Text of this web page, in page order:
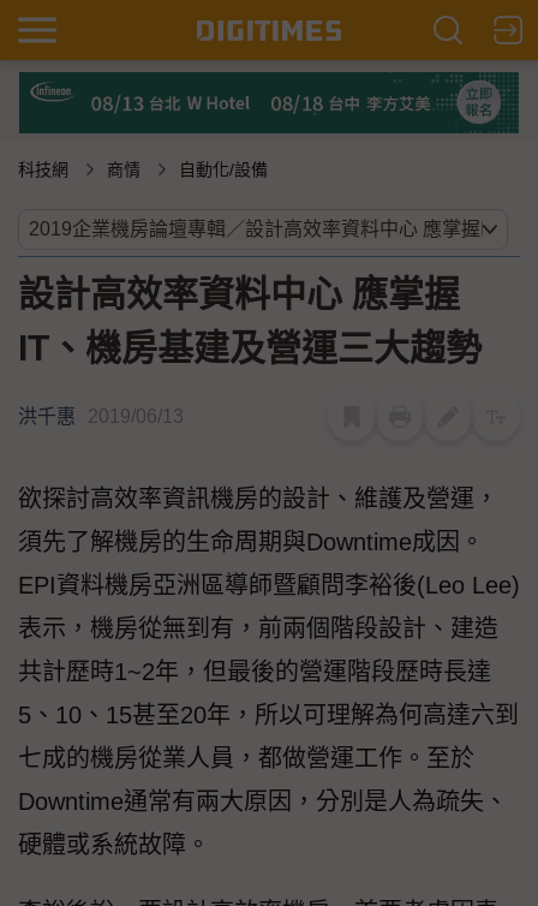
科技網 商情 自動化/設備
設計高效率資料中心 應掌握
IT、機房基建及營運三大趨勢
洪千惠 2019/06/13
欲探討高效率資訊機房的設計、維護及營運，
須先了解機房的生命周期與Downtime成因。
EPI資料機房亞洲區導師暨顧問李裕後(Leo Lee)
表示，機房從無到有，前兩個階段設計、建造
共計歷時1~2年，但最後的營運階段歷時長達
5、10、15甚至20年，所以可理解為何高達六到
七成的機房從業人員，都做營運工作。至於
Downtime通常有兩大原因，分別是人為疏失、
硬體或系統故障。